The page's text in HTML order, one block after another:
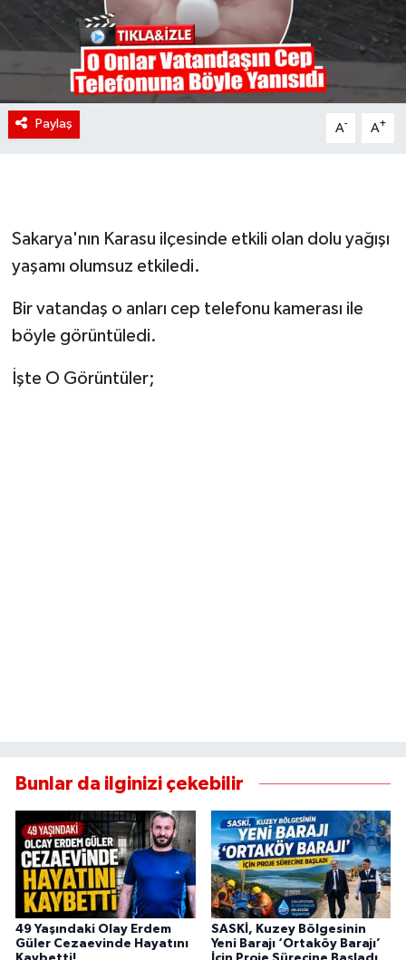
Paylaş A- A+
Sakarya'nın Karasu ilçesinde etkili olan dolu yağışı
yaşamı olumsuz etkiledi.
Bir vatandaş o anları cep telefonu kamerası ile
böyle görüntüledi.
İşte O Görüntüler;
Bunlar da ilginizi çekebilir
49 Yaşındaki Olay Erdem
Güler Cezaevinde Hayatını
SASKİ, Kuzey Bölgesinin
Yeni Barajı ‘Ortaköy Barajı’